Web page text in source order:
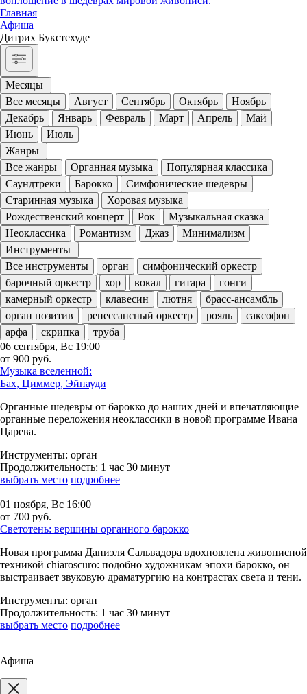
Главная
Афиша
Дитрих Букстехуде
Месяцы
Все месяцы
Август Сентябрь Октябрь
Ноябрь
Декабрь
Январь Февраль Март Апрель
Май
Июнь
Июль
Жанры
Все жанры
Органная музыка
Популярная классика
Саундтреки
Барокко
Симфонические шедевры
Старинная музыка
Хоровая музыка
Рождественский концерт
Рок
Музыкальная сказка
Неоклассика
Романтизм Джаз
Минимализм
Инструменты
Все инструменты
орган
симфонический оркестр
барочный оркестр
хор вокал гитара
гонги
камерный оркестр
клавесин лютня
брасс-ансамбль
орган позитив
ренессансный оркестр рояль
саксофон
арфа
скрипка
труба
06 сентября, Вс 19:00
от 900 руб.
Музыка вселенной:
Бах, Циммер, Эйнауди
Органные шедевры от барокко до наших дней и впечатляющие
органные переложения неоклассики в новой программе Ивана
Царева.
Инструменты: орган
Продолжительность: 1 час 30 минут
выбрать место подробнее
01 ноября, Вс 16:00
от 700 руб.
Светотень: вершины органного барокко
Новая программа Даниэля Сальвадора вдохновлена живописной
техникой chiaroscuro: подобно художникам эпохи барокко, он
выстраивает звуковую драматургию на контрастах света и тени.
Инструменты: орган
Продолжительность: 1 час 30 минут
выбрать место подробнее
Афиша